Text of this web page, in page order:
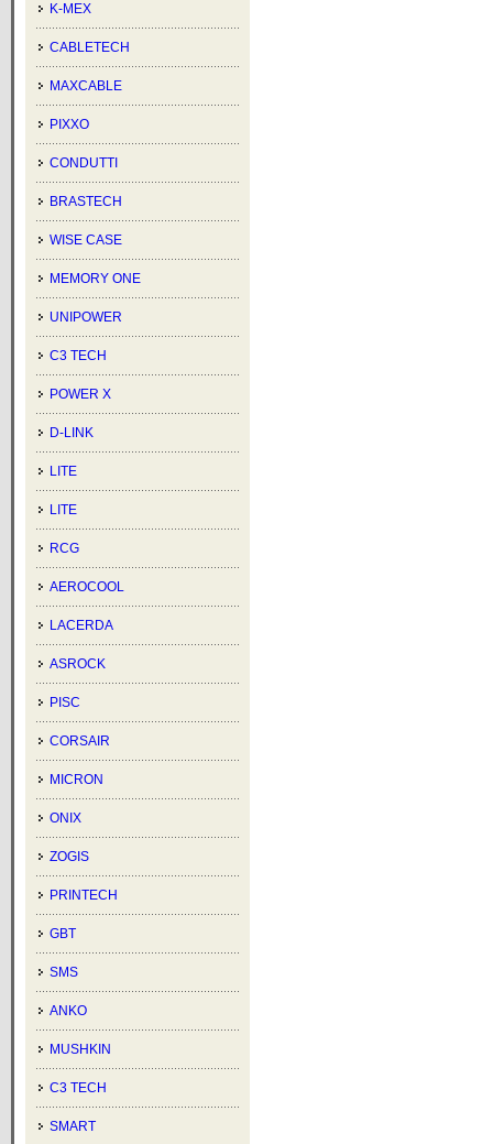
K-MEX
CABLETECH
MAXCABLE
PIXXO
CONDUTTI
BRASTECH
WISE CASE
MEMORY ONE
UNIPOWER
C3 TECH
POWER X
D-LINK
LITE
LITE
RCG
AEROCOOL
LACERDA
ASROCK
PISC
CORSAIR
MICRON
ONIX
ZOGIS
PRINTECH
GBT
SMS
ANKO
MUSHKIN
C3 TECH
SMART